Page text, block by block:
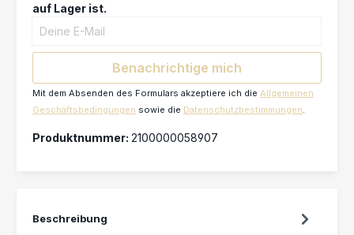
auf Lager ist.
Deine E-Mail
Benachrichtige mich
Mit dem Absenden des Formulars akzeptiere ich die Allgemeinen
Geschäftsbedingungen sowie die Datenschutzbestimmungen
Produktnummer: 2100000058907
Beschreibung